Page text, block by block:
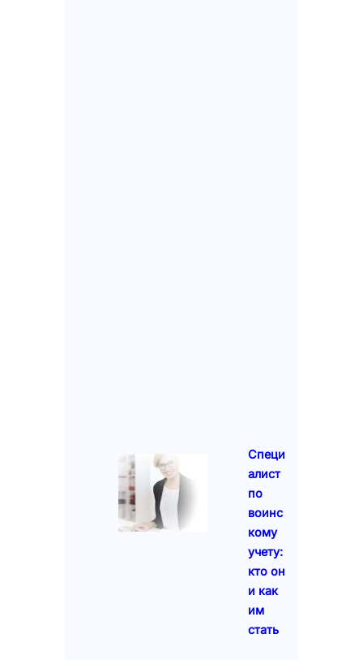
Специ
алист
по
воинс
кому
учету:
кто он
и как
им
стать